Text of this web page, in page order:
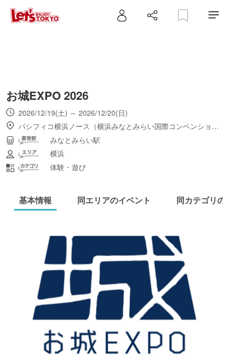
お城EXPO 2026
2026/12/19(土) ～ 2026/12/20(日)
パシフィコ横浜ノース（横浜みなとみらい国際コンベンションセンター）
みなとみらい駅
横浜
体験・遊び
基本情報 同エリアのイベント 同カテゴリの